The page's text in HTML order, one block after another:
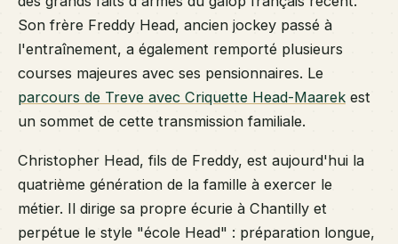
Son frère Freddy Head, ancien jockey passé à
l'entraînement, a également remporté plusieurs
courses majeures avec ses pensionnaires. Le
parcours de Treve avec Criquette Head-Maarek est
un sommet de cette transmission familiale.
Christopher Head, fils de Freddy, est aujourd'hui la
quatrième génération de la famille à exercer le
métier. Il dirige sa propre écurie à Chantilly et
perpétue le style "école Head" : préparation longue,